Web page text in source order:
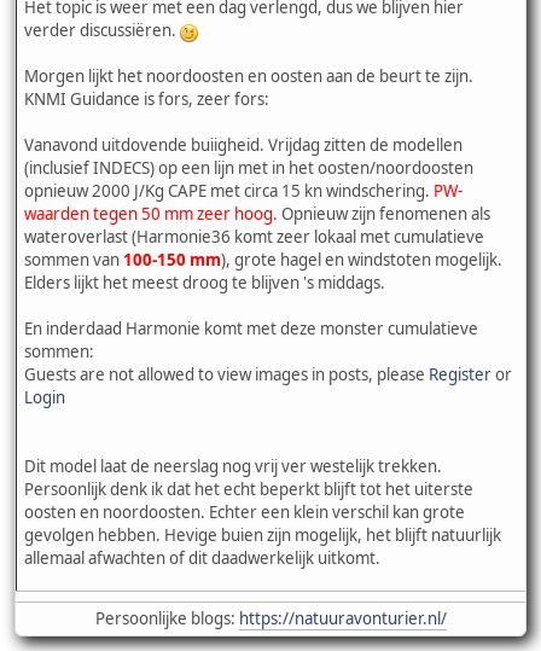
Het topic is weer met een dag verlengd, dus we blijven hier
verder discussiëren.
Morgen lijkt het noordoosten en oosten aan de beurt te zijn.
KNMI Guidance is fors, zeer fors:
Vanavond uitdovende buiigheid. Vrijdag zitten de modellen
(inclusief INDECS) op een lijn met in het oosten/noordoosten
opnieuw 2000 J/Kg CAPE met circa 15 kn windschering. PW-
waarden tegen 50 mm zeer hoog. Opnieuw zijn fenomenen als
wateroverlast (Harmonie36 komt zeer lokaal met cumulatieve
sommen van 100-150 mm), grote hagel en windstoten mogelijk.
Elders lijkt het meest droog te blijven 's middags.
En inderdaad Harmonie komt met deze monster cumulatieve
sommen:
Guests are not allowed to view images in posts, please Registeror
Login
Dit model laat de neerslag nog vrij ver westelijk trekken.
Persoonlijk denk ik dat het echt beperkt blijft tot het uiterste
oosten en noordoosten. Echter een klein verschil kan grote
gevolgen hebben. Hevige buien zijn mogelijk, het blijft natuurlijk
allemaal afwachten of dit daadwerkelijk uitkomt.
Persoonlijke blogs: https://natuuravonturier.nl/